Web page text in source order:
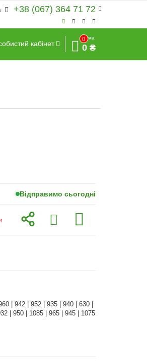
+38 (067) 364 71 72
кабінет
0
Сума
0 ₴
Відправимо сьогодні
| 942 | 952 | 935 | 940 | 630 |
| 950 | 1085 | 965 | 945 | 1075